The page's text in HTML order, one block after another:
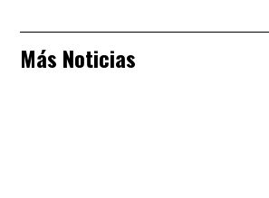
Más Noticias